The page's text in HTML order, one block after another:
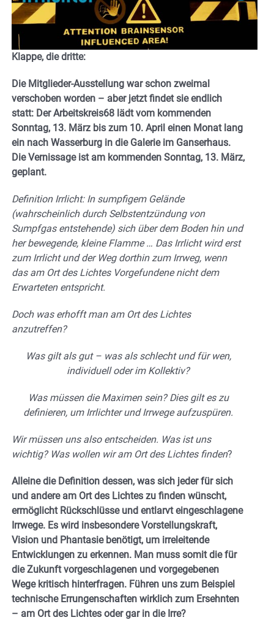
Klappe, die dritte:
Die Mitglieder-Ausstellung war schon zweimal
verschoben worden – aber jetzt findet sie endlich
statt: Der Arbeitskreis68 lädt vom kommenden
Sonntag, 13. März bis zum 10. April einen Monat lang
ein nach Wasserburg in die Galerie im Ganserhaus.
Die Vernissage ist am kommenden Sonntag, 13. März,
geplant.
Definition Irrlicht: In sumpfigem Gelände
(wahrscheinlich durch Selbstentzündung von
Sumpfgas entstehende) sich über dem Boden hin und
her bewegende, kleine Flamme … Das Irrlicht wird erst
zum Irrlicht und der Weg dorthin zum Irrweg, wenn
das am Ort des Lichtes Vorgefundene nicht dem
Erwarteten entspricht.
Doch was erhofft man am Ort des Lichtes
anzutreffen?
Was gilt als gut – was als schlecht und für wen,
individuell oder im Kollektiv?
Was müssen die Maximen sein? Dies gilt es zu
definieren, um Irrlichter und Irrwege aufzuspüren.
Wir müssen uns also entscheiden. Was ist uns
wichtig? Was wollen wir am Ort des Lichtes finden?
Alleine die Definition dessen, was sich jeder für sich
und andere am Ort des Lichtes zu finden wünscht,
ermöglicht Rückschlüsse und entlarvt eingeschlagene
Irrwege. Es wird insbesondere Vorstellungskraft,
Vision und Phantasie benötigt, um irreleitende
Entwicklungen zu erkennen. Man muss somit die für
die Zukunft vorgeschlagenen und vorgegebenen
Wege kritisch hinterfragen. Führen uns zum Beispiel
technische Errungenschaften wirklich zum Ersehnten
– am Ort des Lichtes oder gar in die Irre?